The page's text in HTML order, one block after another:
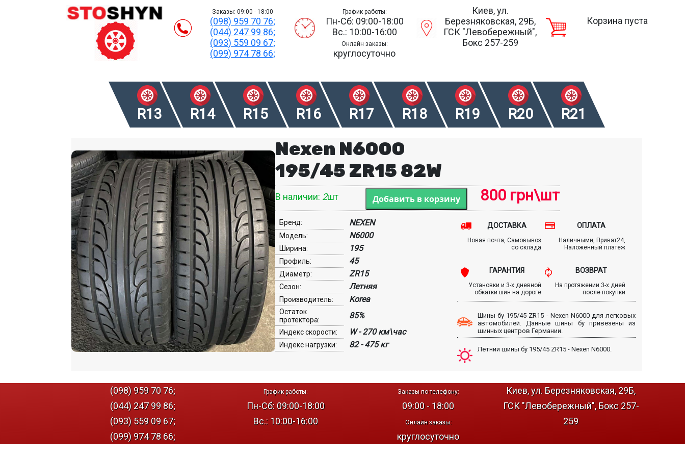
Заказы: 09:00 - 18:00
(098) 959 70 76;
(044) 247 99 86;
(093) 559 09 67;
(099) 974 78 66;
График работы:
Пн-Сб: 09:00-18:00
Вс.: 10:00-16:00
Онлайн заказы:
круглосуточно
Киев, ул.
Березняковская, 29Б,
ГСК "Левобережный",
Бокс 257-259
Корзина пуста
R13 R14 R15 R16 R17 R18 R19 R20 R21
Nexen N6000
195/45 ZR15 82W
В наличии: 2шт 800 грн\шт
Бренд: NEXEN
Модель: N6000
Ширина: 195
Профиль: 45
Диаметр: ZR15
Сезон: Летняя
Производитель: Korea
Остаток
протектора:
85%
Индекс скорости: W - 270 км\час
Индекс нагрузки: 82 - 475 кг
ДОСТАВКА
Новая почта, Самовывоз
со склада
ОПЛАТА
Наличными, Приват24,
Наложенный платеж
ГАРАНТИЯ
Установки и 3-х дневной
обкатки шин на дороге
ВОЗВРАТ
На протяжении 3-х дней
после покупки
Шины бу 195/45 ZR15 - Nexen N6000 для легковых
автомобилей. Данные шины бу привезены из
шинных центров Германии.
Летнии шины бу 195/45 ZR15 - Nexen N6000.
(098) 959 70 76;
(044) 247 99 86;
(093) 559 09 67;
(099) 974 78 66;
График работы:
Пн-Сб: 09:00-18:00
Вс.: 10:00-16:00
Заказы по телефону:
09:00 - 18:00
Онлайн заказы:
круглосуточно
Киев, ул. Березняковская, 29Б,
ГСК "Левобережный", Бокс 257-
259